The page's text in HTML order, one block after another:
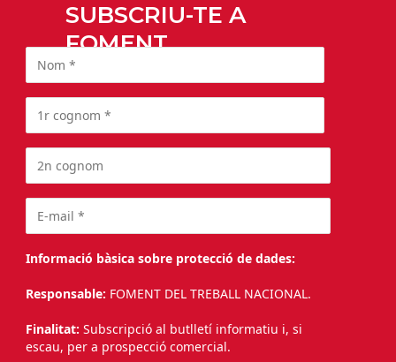
SUBSCRIU-TE A
FOMENT
Informació bàsica sobre protecció de dades:
Responsable: FOMENT DEL TREBALL NACIONAL.
Finalitat: Subscripció al butlletí informatiu i, si
escau, per a prospecció comercial.